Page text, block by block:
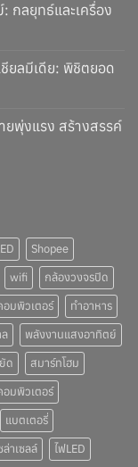
กลยุทธ์และเครื่อง
ยลมีเดีย: พิชิตยอด
ยพุ่งแรง สร้างสรรค์
Shopee
wifi
กล้องวงจรปิด
อมพิวเตอร์
ทำอาหาร
พลังงานแสงอาทิตย์
ด
สมาร์ทโฮม
มพิวเตอร์
แบตเตอรี่
ล่าเซลล์ ไฟLED